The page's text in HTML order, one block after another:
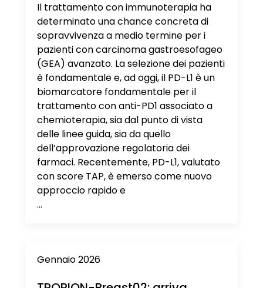
Il trattamento con immunoterapia ha
determinato una chance concreta di
sopravvivenza a medio termine per i
pazienti con carcinoma gastroesofageo
(GEA) avanzato. La selezione dei pazienti
è fondamentale e, ad oggi, il PD-L1 è un
biomarcatore fondamentale per il
trattamento con anti-PD1 associato a
chemioterapia, sia dal punto di vista
delle linee guida, sia da quello
dell’approvazione regolatoria dei
farmaci. Recentemente, PD-L1, valutato
con score TAP, è emerso come nuovo
approccio rapido e
...
Gennaio 2026